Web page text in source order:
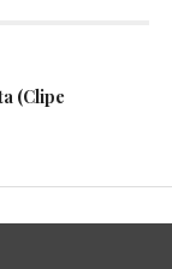
(Clipe